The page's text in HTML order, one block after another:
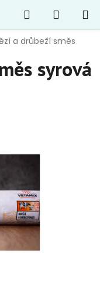
Hledat
KOŠÍK
a drůbeží směs
syrová